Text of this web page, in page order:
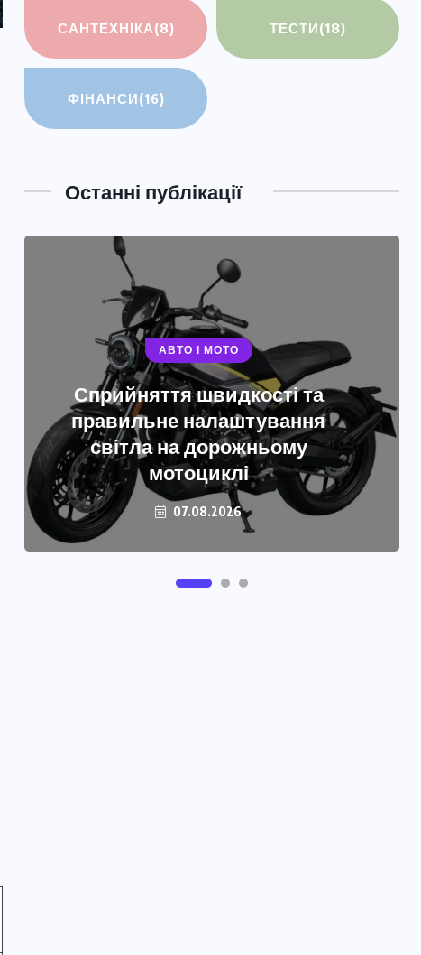
САНТЕХНІКА(8) ТЕСТИ(18)
ФІНАНСИ(16)
Останні публікації
АВТО І МОТО
Сприйняття швидкості та
правильне налаштування
світла на дорожньому
мотоциклі
07.08.2026
АВТО І МОТО
Що робити, якщо зламалось
авто під час далекої поїздки?
04.08.2026